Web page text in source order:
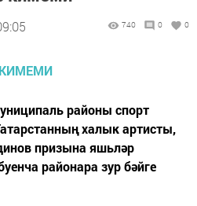
740 0 0
районы спорт
халык артисты,
призына яшьләр
районара зур бәйге